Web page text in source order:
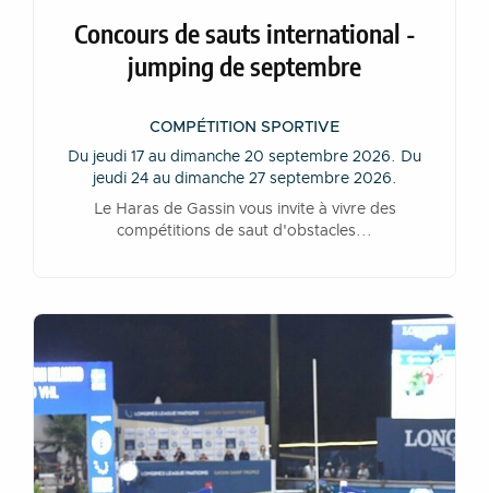
Concours de sauts international -
jumping de septembre
COMPÉTITION SPORTIVE
Du jeudi 17 au dimanche 20 septembre 2026. Du
jeudi 24 au dimanche 27 septembre 2026.
Le Haras de Gassin vous invite à vivre des
compétitions de saut d'obstacles...